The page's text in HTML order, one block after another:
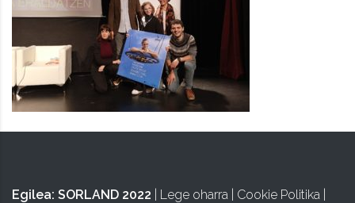
Egilea: SORLAND 2022 Lege oharra Cookie Politika